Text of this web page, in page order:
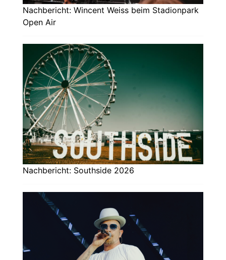
Nachbericht: Wincent Weiss beim Stadionpark
Open Air
Nachbericht: Southside 2026